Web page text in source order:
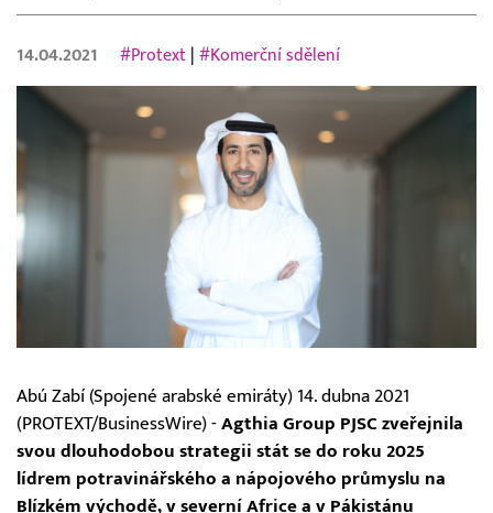
14.04.2021 #Protext |#Komerční sdělení
Abú Zabí (Spojené arabské emiráty) 14. dubna 2021
(PROTEXT/BusinessWire) - Agthia Group PJSC zveřejnila
svou dlouhodobou strategii stát se do roku 2025
lídrem potravinářského a nápojového průmyslu na
Blízkém východě, v severní Africe a v Pákistánu